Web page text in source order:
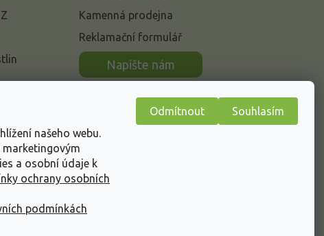
našeho webu.
marketingovým
a osobní údaje k
ochrany osobních
podmínkách
Odmítnout Souhlasím
Kamenná prodejna
Reklamační formulář
Napište nám